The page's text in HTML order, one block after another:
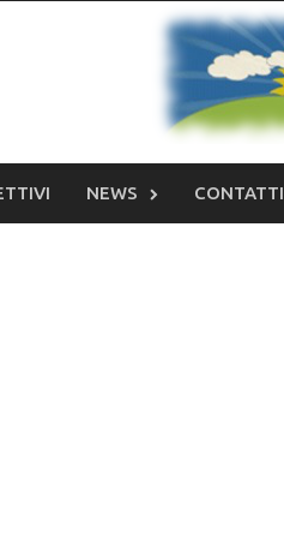
NEWS CONTATTI